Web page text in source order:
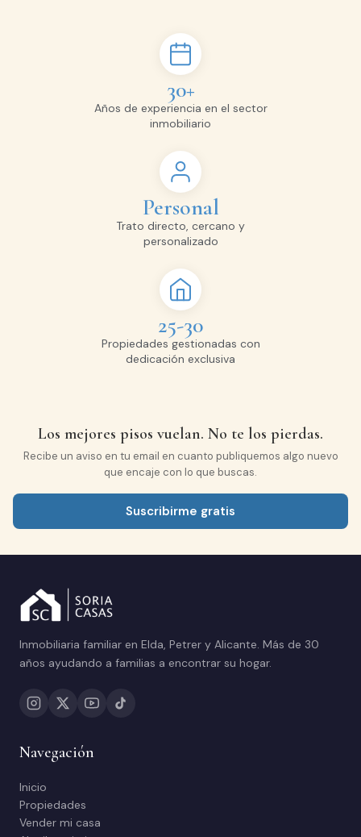
30+
Años de experiencia en el sector
inmobiliario
Personal
Trato directo, cercano y
personalizado
25-30
Propiedades gestionadas con
dedicación exclusiva
Los mejores pisos vuelan. No te los pierdas.
Recibe un aviso en tu email en cuanto publiquemos algo nuevo
que encaje con lo que buscas.
Suscribirme gratis
Inmobiliaria familiar en Elda, Petrer y Alicante. Más de 30
años ayudando a familias a encontrar su hogar.
Navegación
Inicio
Propiedades
Vender mi casa